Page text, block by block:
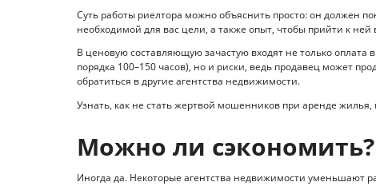
Суть работы риелтора можно объяснить просто: он должен
необходимой для вас цели, а также опыт, чтобы прийти к ней
В ценовую составляющую зачастую входят не только оплата
порядка 100–150 часов), но и риски, ведь продавец может
обратиться в другие агентства недвижимости.
Узнать, как не стать жертвой мошенников при аренде
Можно ли сэкономить?
Иногда да. Некоторые агентства недвижимости уменьшают